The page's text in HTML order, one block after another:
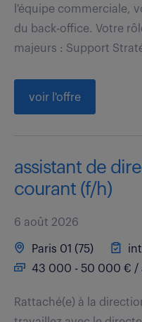
l'équipe commerciale,
du back-office. Votre
majeurs : Support
voir l'offre
assistant de
courant (f/h)
6 août 2026
Paris 01 (75)
43 000 - 50 000 € /
Rattaché(e) à la